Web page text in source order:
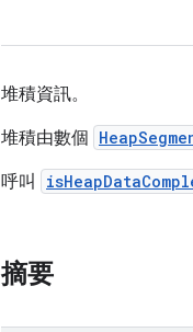
堆積資訊。
堆積由數個
呼叫
摘要